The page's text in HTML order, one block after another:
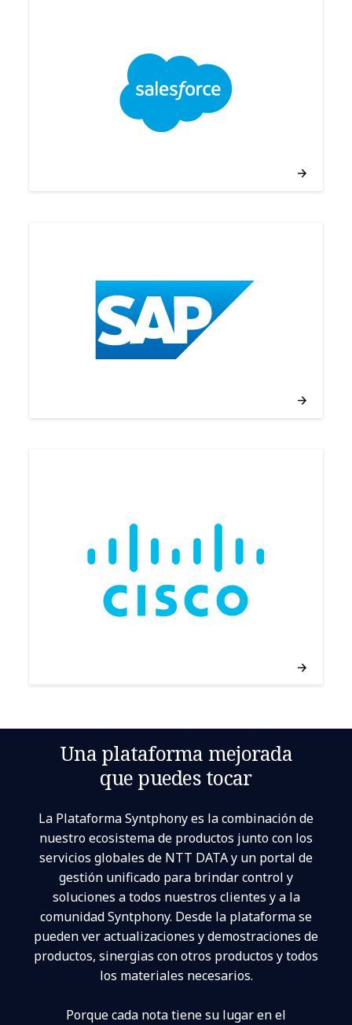
Una plataforma mejorada
que puedes tocar
La Plataforma Syntphony es la combinación de
nuestro ecosistema de productos junto con los
servicios globales de NTT DATA y un portal de
gestión unificado para brindar control y
soluciones a todos nuestros clientes y a la
comunidad Syntphony. Desde la plataforma se
pueden ver actualizaciones y demostraciones de
productos, sinergias con otros productos y todos
los materiales necesarios.
Porque cada nota tiene su lugar en el